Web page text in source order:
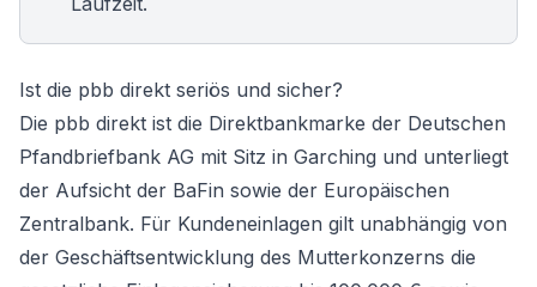
Ist die pbb direkt seriös und sicher?
Die pbb direkt ist die Direktbankmarke der Deutschen
Pfandbriefbank AG mit Sitz in Garching und unterliegt
der Aufsicht der BaFin sowie der Europäischen
Zentralbank. Für Kundeneinlagen gilt unabhängig von
der Geschäftsentwicklung des Mutterkonzerns die